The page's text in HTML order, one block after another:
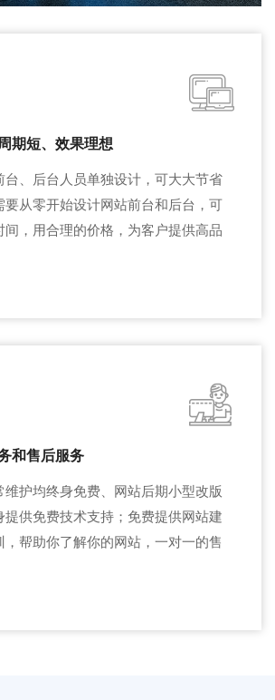
期短、效果理想
台、后台人员单独设计，可大大节省
要从零开始设计网站前台和后台，可
间，用合理的价格，为客户提供高品
和售后服务
维护均终身免费、网站后期小型改版
提供免费技术支持；免费提供网站建
帮助你了解你的网站，一对一的售